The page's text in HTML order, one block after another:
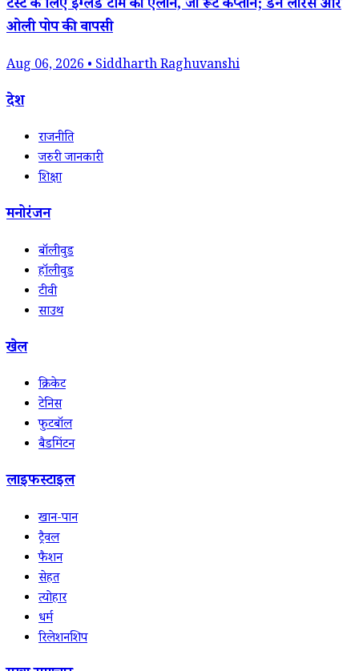
टेस्ट के लिए इंग्लैंड टीम का ऐलान, जो रूट कप्तान; डैन लॉरेंस और
ओली पोप की वापसी
Aug 06, 2026 • Siddharth Raghuvanshi
देश
राजनीति
जरुरी जानकारी
शिक्षा
मनोरंजन
बॉलीवुड
हॉलीवुड
टीवी
साउथ
खेल
क्रिकेट
टेनिस
फुटबॉल
बैडमिंटन
लाइफस्टाइल
खान-पान
ट्रैवल
फैशन
सेहत
त्योहार
धर्म
रिलेशनशिप